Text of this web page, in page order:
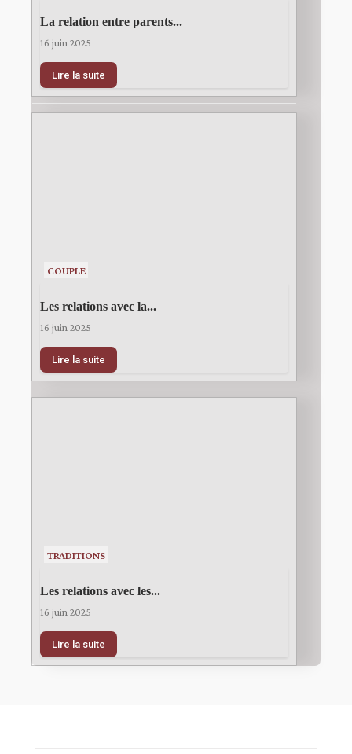
La relation entre parents...
16 juin 2025
Lire la suite
COUPLE
Les relations avec la...
16 juin 2025
Lire la suite
TRADITIONS
Les relations avec les...
16 juin 2025
Lire la suite